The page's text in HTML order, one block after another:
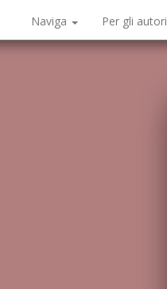
Naviga Per gli autori